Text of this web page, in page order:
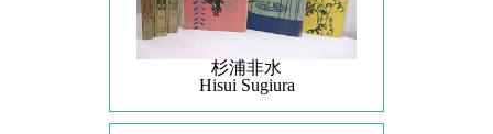
杉浦非水
Hisui Sugiura